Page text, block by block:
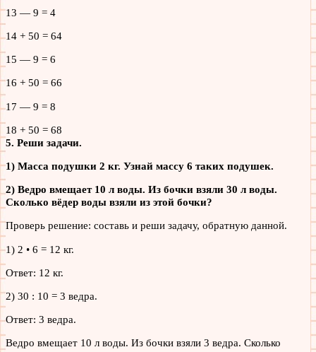
13 — 9 = 4
14 + 50 = 64
15 — 9 = 6
16 + 50 = 66
17 — 9 = 8
18 + 50 = 68
5. Реши задачи.
1) Масса подушки 2 кг. Узнай массу 6 таких подушек.
2) Ведро вмещает 10 л воды. Из бочки взяли 30 л воды.
Сколько вёдер воды взяли из этой бочки?
Проверь решение: составь и реши задачу, обратную данной.
1) 2 • 6 = 12 кг.
Ответ: 12 кг.
2) 30 : 10 = 3 ведра.
Ответ: 3 ведра.
Ведро вмещает 10 л воды. Из бочки взяли 3 ведра. Сколько